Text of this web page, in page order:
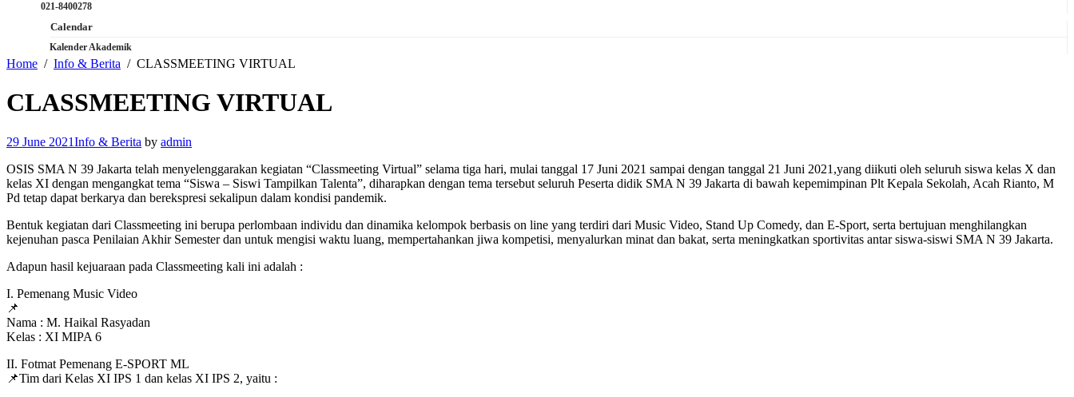
021-8400278
Calendar
Kalender Akademik
Home Info & Berita CLASSMEETING VIRTUAL
CLASSMEETING VIRTUAL
29 June 2021Info & Berita by admin
OSIS SMA N 39 Jakarta telah menyelenggarakan kegiatan “Classmeeting Virtual” selama tiga hari, mulai tanggal 17 Juni 2021 sampai dengan tanggal 21 Juni 2021,yang diikuti oleh seluruh siswa kelas X dan
kelas XI dengan mengangkat tema “Siswa – Siswi Tampilkan Talenta”, diharapkan dengan tema tersebut seluruh Peserta didik SMA N 39 Jakarta di bawah kepemimpinan Plt Kepala Sekolah, Acah Rianto, M
Pd tetap dapat berkarya dan berekspresi sekalipun dalam kondisi pandemik.
Bentuk kegiatan dari Classmeeting ini berupa perlombaan individu dan dinamika kelompok berbasis on line yang terdiri dari Music Video, Stand Up Comedy, dan E-Sport, serta bertujuan menghilangkan
kejenuhan pasca Penilaian Akhir Semester dan untuk mengisi waktu luang, mempertahankan jiwa kompetisi, menyalurkan minat dan bakat, serta meningkatkan sportivitas antar siswa-siswi SMA N 39 Jakarta.
Adapun hasil kejuaraan pada Classmeeting kali ini adalah :
I. Pemenang Music Video
📌
Nama : M. Haikal Rasyadan
Kelas : XI MIPA 6
II. Fotmat Pemenang E-SPORT ML
📌Tim dari Kelas XI IPS 1 dan kelas XI IPS 2, yaitu :